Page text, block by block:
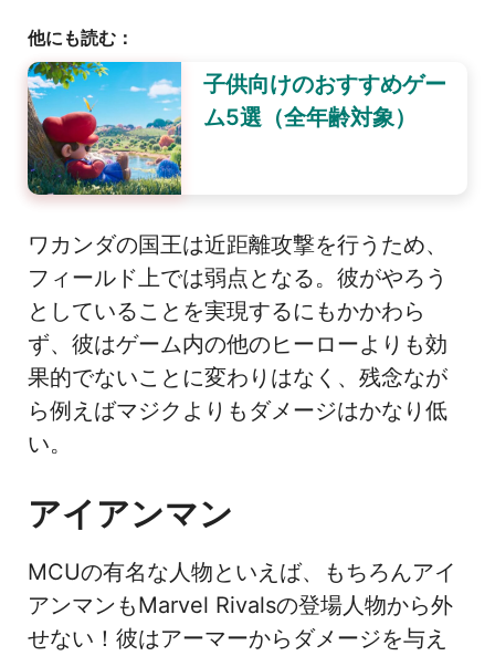
他にも読む：
子供向けのおすすめゲー
ム5選（全年齢対象）
ワカンダの国王は近距離攻撃を行うため、
フィールド上では弱点となる。彼がやろう
としていることを実現するにもかかわら
ず、彼はゲーム内の他のヒーローよりも効
果的でないことに変わりはなく、残念なが
ら例えばマジクよりもダメージはかなり低
い。
アイアンマン
MCUの有名な人物といえば、もちろんアイ
アンマンもMarvel Rivalsの登場人物から外
せない！彼はアーマーからダメージを与え